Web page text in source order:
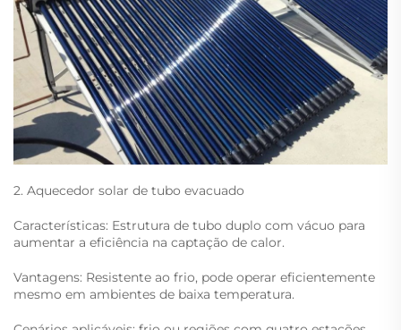
2. Aquecedor solar de tubo evacuado
Características: Estrutura de tubo duplo com vácuo para
aumentar a eficiência na captação de calor.
Vantagens: Resistente ao frio, pode operar eficientemente
mesmo em ambientes de baixa temperatura.